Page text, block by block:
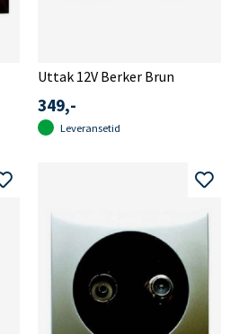
Uttak 12V Berker Brun
349,-
Leveransetid